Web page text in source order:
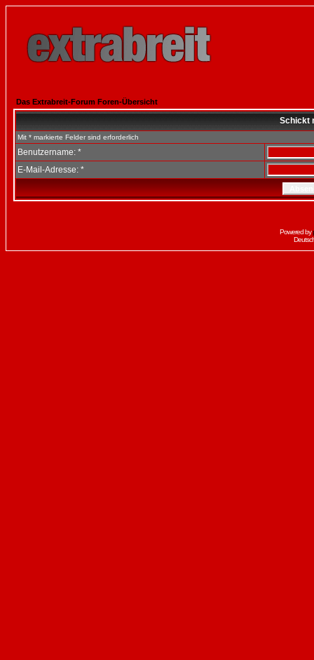
Das Extrabreit-Forum Foren-Übersicht
Schickt
Mit * markierte Felder sind erforderlich
Benutzername: *
E-Mail-Adresse: *
Powered by